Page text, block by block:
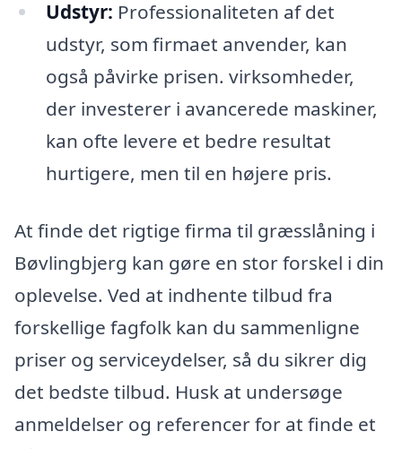
Udstyr: Professionaliteten af det
udstyr, som firmaet anvender, kan
også påvirke prisen. virksomheder,
der investerer i avancerede maskiner,
kan ofte levere et bedre resultat
hurtigere, men til en højere pris.
At finde det rigtige firma til græsslåning i
Bøvlingbjerg kan gøre en stor forskel i din
oplevelse. Ved at indhente tilbud fra
forskellige fagfolk kan du sammenligne
priser og serviceydelser, så du sikrer dig
det bedste tilbud. Husk at undersøge
anmeldelser og referencer for at finde et